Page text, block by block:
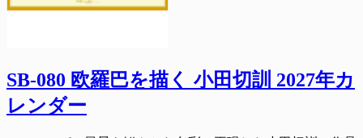
SB-080 欧羅巴を描く 小田切訓 2027年カ
レンダー